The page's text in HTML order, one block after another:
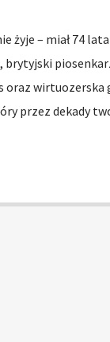
żyje – miał 74
brytyjski
oraz
przez dekady